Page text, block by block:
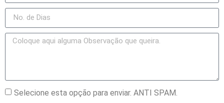
Selecione esta opção para enviar. ANTI SPAM.